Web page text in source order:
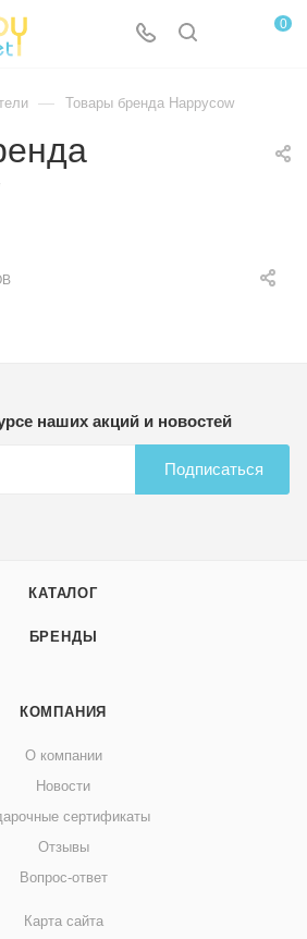
0
— Товары бренда Happycow
наших акций и новостей
Подписаться
КАТАЛОГ
БРЕНДЫ
КОМПАНИЯ
О компании
Новости
сертификаты
Отзывы
Вопрос-ответ
Карта сайта